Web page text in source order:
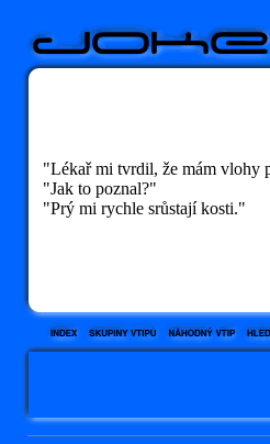
"Lékař mi tvrdil, že mám vlohy
"Jak to poznal?"
"Prý mi rychle srůstají kosti."